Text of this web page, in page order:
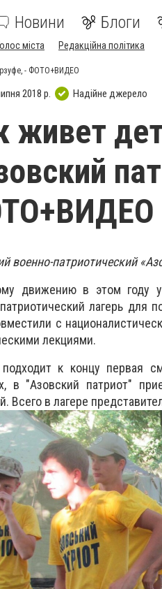
Новини Блоги
міста Редакційна політика
- ФОТО+ВИДЕО
2018 р. Надійне джерело
живет
военно-патриотический
движению в этом году
лагерь для
с
лекциями.
к концу первая
в "Азовский патриот"
Всего в лагере